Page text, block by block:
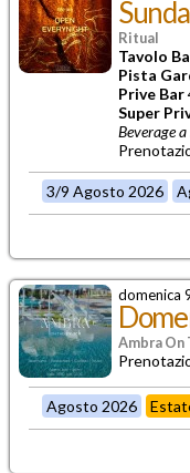
Ritual
Tavolo
Pista
Prive Bar
Super
Beverage
3/9 Agosto 2026
domenica
Ambra On
Agosto 2026